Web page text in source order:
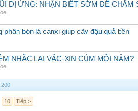
DỊ ỨNG: NHẬN BIẾT SỚM ĐỂ CHĂM
phân bón lá canxi giúp cây đậu quả bền
NHẮC LẠI VẮC-XIN CÚM MỖI NĂM?
200
10 Tiếp >